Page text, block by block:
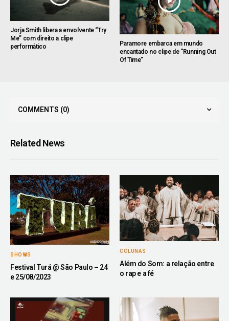
Jorja Smith libera a envolvente “Try
Me” com direito a clipe
performático
Paramore embarca em mundo
encantado no clipe de “Running Out
Of Time”
COMMENTS (0)
Related News
SHOWS
Festival Turá @ São Paulo – 24
e 25/08/2023
COLUNAS
Além do Som: a relação entre
o rap e a fé